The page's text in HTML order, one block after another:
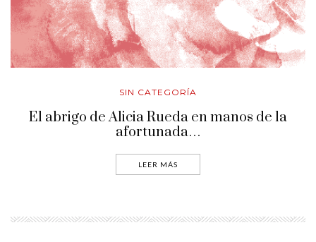
SIN CATEGORÍA
El abrigo de Alicia Rueda en manos de la
afortunada…
LEER MÁS